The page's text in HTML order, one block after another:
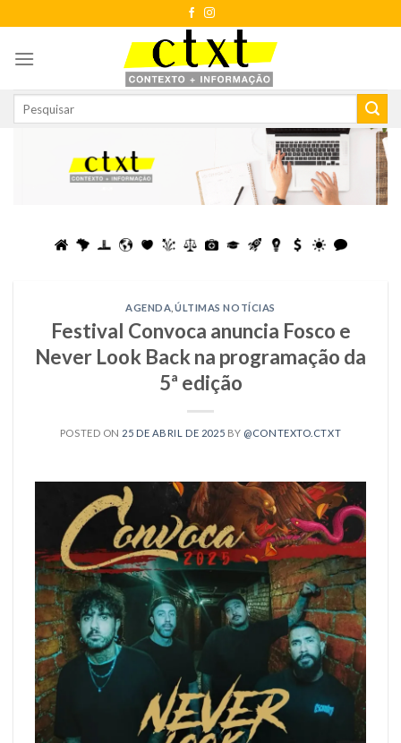
to
content
AGENDA ÚLTIMAS NOTÍCIAS
Festival Convoca anuncia Fosco e
Never Look Back na programação da
5ª edição
POSTED ON 25 DE ABRIL DE 2025 BY @CONTEXTO.CTXT